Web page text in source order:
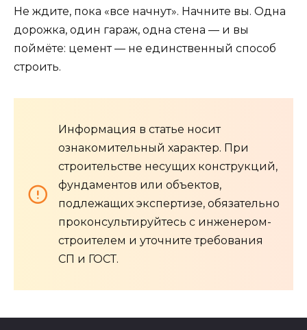
Не ждите, пока «все начнут». Начните вы. Одна
дорожка, один гараж, одна стена — и вы
поймёте: цемент — не единственный способ
строить.
Информация в статье носит
ознакомительный характер. При
строительстве несущих конструкций,
фундаментов или объектов,
подлежащих экспертизе, обязательно
проконсультируйтесь с инженером-
строителем и уточните требования
СП и ГОСТ.